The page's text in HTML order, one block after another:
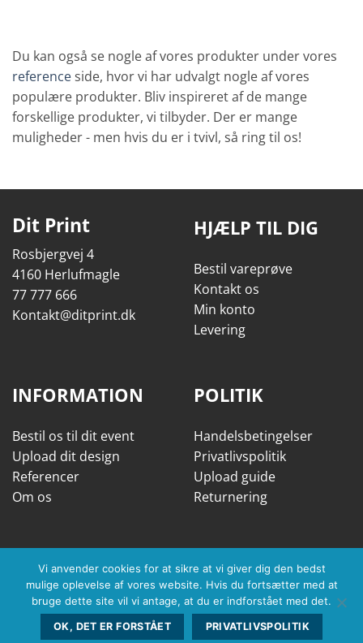
Du kan også se nogle af vores produkter under vores
referenceside, hvor vi har udvalgt nogle af vores
populære produkter. Bliv inspireret af de mange
forskellige produkter, vi tilbyder. Der er mange
muligheder - men hvis du er i tvivl, så ring til os!
Dit Print
Rosbjergvej 4
4160 Herlufmagle
77 777 666
Kontakt@ditprint.dk
HJÆLP TIL DIG
Bestil vareprøve
Kontakt os
Min konto
Levering
INFORMATION
Bestil os til dit event
Upload dit design
Referencer
Om os
POLITIK
Handelsbetingelser
Privatlivspolitik
Upload guide
Returnering
Copyright 2026 ©Dit Print
Vi anvender cookies for at sikre at vi giver dig den bedst
mulige oplevelse af vores website. Hvis du fortsætter med at
bruge dette site vil vi antage, at du er indforstået med det.
OK, DET ER FORSTÅET PRIVATLIVSPOLITIK